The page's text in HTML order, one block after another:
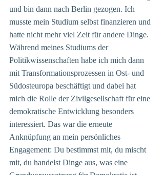
und bin dann nach Berlin gezogen. Ich
musste mein Studium selbst finanzieren und
hatte nicht mehr viel Zeit für andere Dinge.
Während meines Studiums der
Politikwissenschaften habe ich mich dann
mit Transformationsprozessen in Ost- und
Südosteuropa beschäftigt und dabei hat
mich die Rolle der Zivilgesellschaft für eine
demokratische Entwicklung besonders
interessiert. Das war die erneute
Anknüpfung an mein persönliches
Engagement: Du bestimmst mit, du mischt
mit, du handelst Dinge aus, was eine